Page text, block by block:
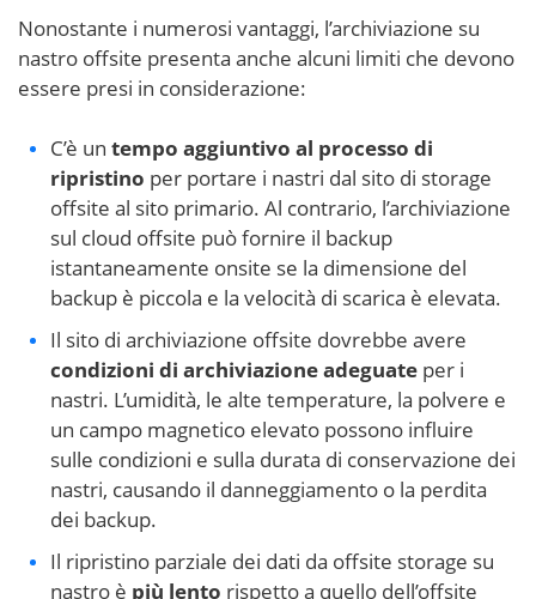
Nonostante i numerosi vantaggi, l’archiviazione su
nastro offsite presenta anche alcuni limiti che devono
essere presi in considerazione:
C’è un tempo aggiuntivo al processo di
ripristino per portare i nastri dal sito di storage
offsite al sito primario. Al contrario, l’archiviazione
sul cloud offsite può fornire il backup
istantaneamente onsite se la dimensione del
backup è piccola e la velocità di scarica è elevata.
Il sito di archiviazione offsite dovrebbe avere
condizioni di archiviazione adeguate per i
nastri. L’umidità, le alte temperature, la polvere e
un campo magnetico elevato possono influire
sulle condizioni e sulla durata di conservazione dei
nastri, causando il danneggiamento o la perdita
dei backup.
Il ripristino parziale dei dati da offsite storage su
nastro è più lento rispetto a quello dell’offsite